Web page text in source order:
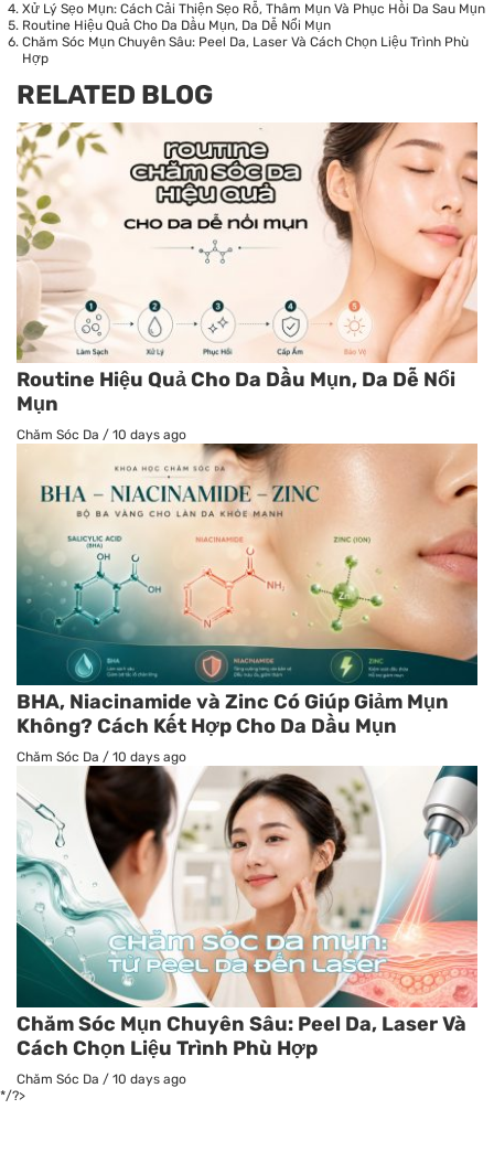
Xử Lý Sẹo Mụn: Cách Cải Thiện Sẹo Rỗ, Thâm Mụn Và Phục Hồi Da Sau Mụn
Routine Hiệu Quả Cho Da Dầu Mụn, Da Dễ Nổi Mụn
Chăm Sóc Mụn Chuyên Sâu: Peel Da, Laser Và Cách Chọn Liệu Trình Phù
Hợp
RELATED BLOG
Routine Hiệu Quả Cho Da Dầu Mụn, Da Dễ Nổi
Mụn
Chăm Sóc Da / 10 days ago
BHA, Niacinamide và Zinc Có Giúp Giảm Mụn
Không? Cách Kết Hợp Cho Da Dầu Mụn
Chăm Sóc Da / 10 days ago
Chăm Sóc Mụn Chuyên Sâu: Peel Da, Laser Và
Cách Chọn Liệu Trình Phù Hợp
Chăm Sóc Da / 10 days ago
*/?>